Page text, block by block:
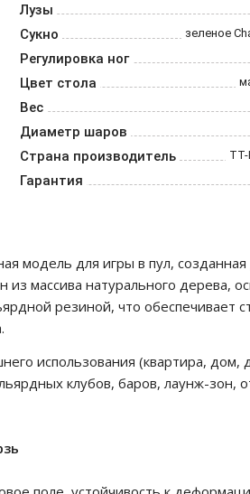
Лузы
Сукно зеленое
Регулировка ног
Цвет стола
Вес
Диаметр шаров
Страна производитель ТТ-
Гарантия
модель для игры в пул,
из массива натурального дерева,
резиной, что обеспечивает
использования (квартира, дом,
клубов, баров, лаунж-зон,